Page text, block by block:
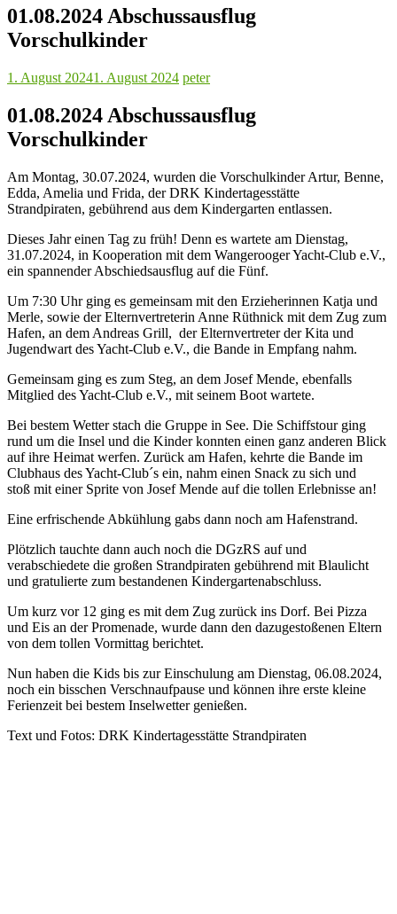
01.08.2024 Abschussausflug
Vorschulkinder
1. August 20241. August 2024 peter
01.08.2024 Abschussausflug
Vorschulkinder
Am Montag, 30.07.2024, wurden die Vorschulkinder Artur, Benne,
Edda, Amelia und Frida, der DRK Kindertagesstätte
Strandpiraten, gebührend aus dem Kindergarten entlassen.
Dieses Jahr einen Tag zu früh! Denn es wartete am Dienstag,
31.07.2024, in Kooperation mit dem Wangerooger Yacht-Club e.V.,
ein spannender Abschiedsausflug auf die Fünf.
Um 7:30 Uhr ging es gemeinsam mit den Erzieherinnen Katja und
Merle, sowie der Elternvertreterin Anne Rüthnick mit dem Zug zum
Hafen, an dem Andreas Grill, der Elternvertreter der Kita und
Jugendwart des Yacht-Club e.V., die Bande in Empfang nahm.
Gemeinsam ging es zum Steg, an dem Josef Mende, ebenfalls
Mitglied des Yacht-Club e.V., mit seinem Boot wartete.
Bei bestem Wetter stach die Gruppe in See. Die Schiffstour ging
rund um die Insel und die Kinder konnten einen ganz anderen Blick
auf ihre Heimat werfen. Zurück am Hafen, kehrte die Bande im
Clubhaus des Yacht-Club´s ein, nahm einen Snack zu sich und
stoß mit einer Sprite von Josef Mende auf die tollen Erlebnisse an!
Eine erfrischende Abkühlung gabs dann noch am Hafenstrand.
Plötzlich tauchte dann auch noch die DGzRS auf und
verabschiedete die großen Strandpiraten gebührend mit Blaulicht
und gratulierte zum bestandenen Kindergartenabschluss.
Um kurz vor 12 ging es mit dem Zug zurück ins Dorf. Bei Pizza
und Eis an der Promenade, wurde dann den dazugestoßenen Eltern
von dem tollen Vormittag berichtet.
Nun haben die Kids bis zur Einschulung am Dienstag, 06.08.2024,
noch ein bisschen Verschnaufpause und können ihre erste kleine
Ferienzeit bei bestem Inselwetter genießen.
Text und Fotos: DRK Kindertagesstätte Strandpiraten